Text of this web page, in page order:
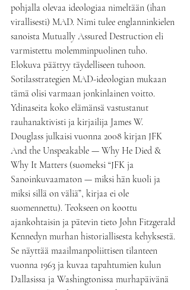
pohjalla olevaa ideologiaa nimeltään (ihan
virallisesti) MAD. Nimi tulee englanninkielen
sanoista Mutually Assured Destruction eli
varmistettu molemminpuolinen tuho.
Elokuva päättyy täydelliseen tuhoon.
Sotilasstrategien MAD-ideologian mukaan
tämä olisi varmaan jonkinlainen voitto.
Ydinaseita koko elämänsä vastustanut
rauhanaktivisti ja kirjailija James W.
Douglass julkaisi vuonna 2008 kirjan JFK
And the Unspeakable — Why He Died &
Why It Matters (suomeksi “JFK ja
Sanoinkuvaamaton — miksi hän kuoli ja
miksi sillä on väliä”, kirjaa ei ole
suomennettu). Teokseen on koottu
ajankohtaisin ja pätevin tieto John Fitzgerald
Kennedyn murhan historiallisesta kehyksestä.
Se näyttää maailmanpoliittisen tilanteen
vuonna 1963 ja kuvaa tapahtumien kulun
Dallasissa ja Washingtonissa murhapäivänä